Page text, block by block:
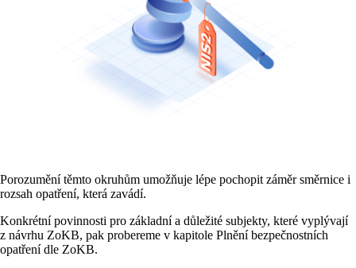
Porozumění těmto okruhům umožňuje lépe pochopit záměr směrnice i
rozsah opatření, která zavádí.
Konkrétní povinnosti pro základní a důležité subjekty, které vyplývají
z návrhu ZoKB, pak probereme v kapitole Plnění bezpečnostních
opatření dle ZoKB.